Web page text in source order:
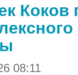
08:11